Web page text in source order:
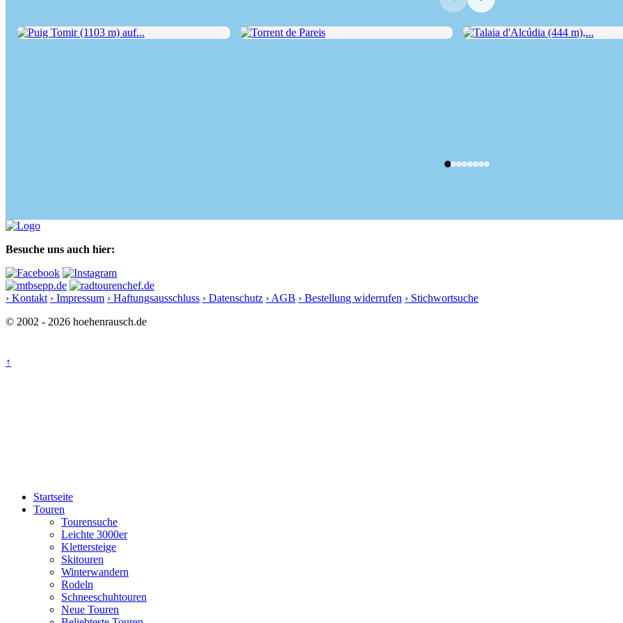
Besuche uns auch hier:
› Kontakt › Impressum › Haftungsausschluss › Datenschutz › AGB › Bestellung widerrufen › Stichwortsuche
© 2002 - 2026 hoehenrausch.de
↑
Startseite
Touren
Tourensuche
Leichte 3000er
Klettersteige
Skitouren
Winterwandern
Rodeln
Schneeschuhtouren
Neue Touren